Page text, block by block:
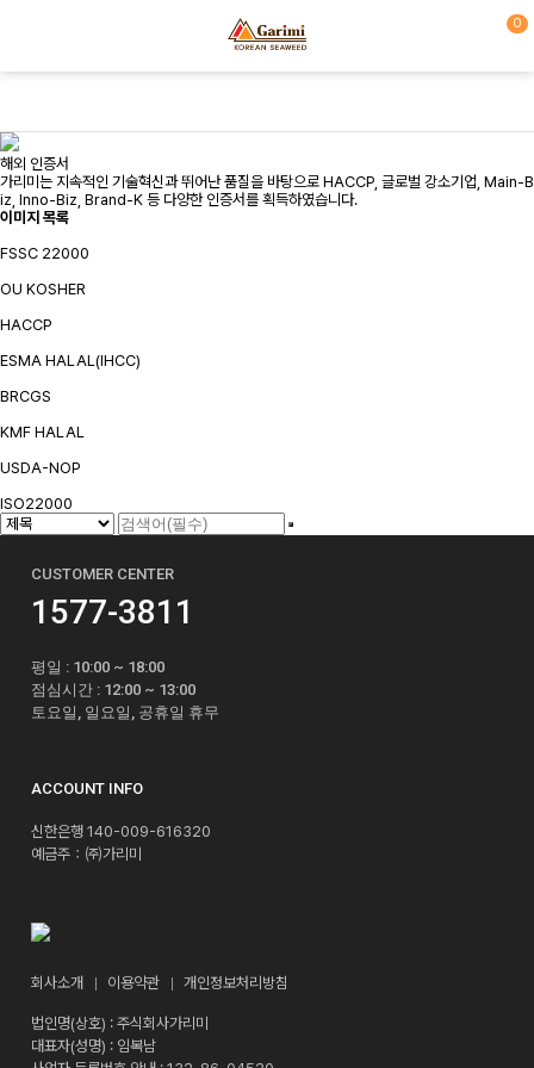
0
해외 인증서
가리미는 지속적인 기술혁신과 뛰어난 품질을 바탕으로 HACCP, 글로벌 강소기업, Main-B
iz, Inno-Biz, Brand-K 등 다양한 인증서를 획득하였습니다.
이미지 목록
FSSC 22000
OU KOSHER
HACCP
ESMA HALAL(IHCC)
BRCGS
KMF HALAL
USDA-NOP
ISO22000
회사소개 이용약관 개인정보처리방침
법인명(상호) : 주식회사가리미
대표자(성명) : 임복남
CUSTOMER CENTER
1577-3811
평일 : 10:00 ~ 18:00
점심시간 : 12:00 ~ 13:00
토요일, 일요일, 공휴일 휴무
ACCOUNT INFO
신한은행 140-009-616320
예금주：㈜가리미